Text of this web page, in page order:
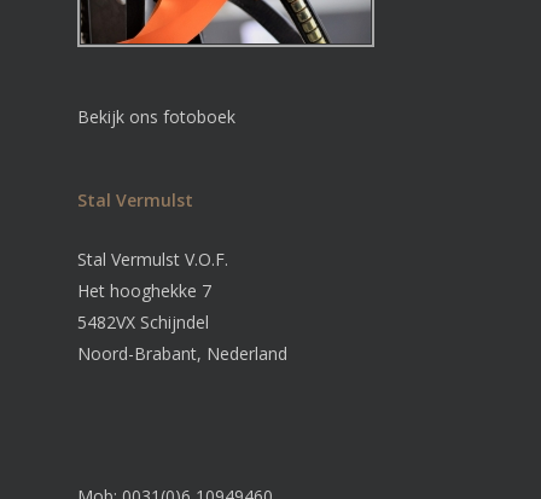
Bekijk ons fotoboek
Stal Vermulst
Stal Vermulst V.O.F.
Het hooghekke 7
5482VX Schijndel
Noord-Brabant, Nederland